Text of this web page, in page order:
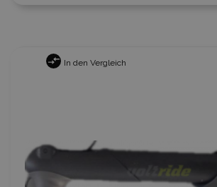
In den Vergleich